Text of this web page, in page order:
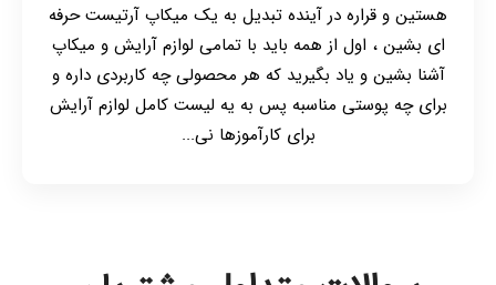
هستین و قراره در آینده تبدیل به یک میکاپ آرتیست حرفه
ای بشین ، اول از همه باید با تمامی لوازم آرایش و میکاپ
آشنا بشین و یاد بگیرید که هر محصولی چه کاربردی داره و
برای چه پوستی مناسبه پس به یه لیست کامل لوازم آرایش
برای کارآموزها نی...